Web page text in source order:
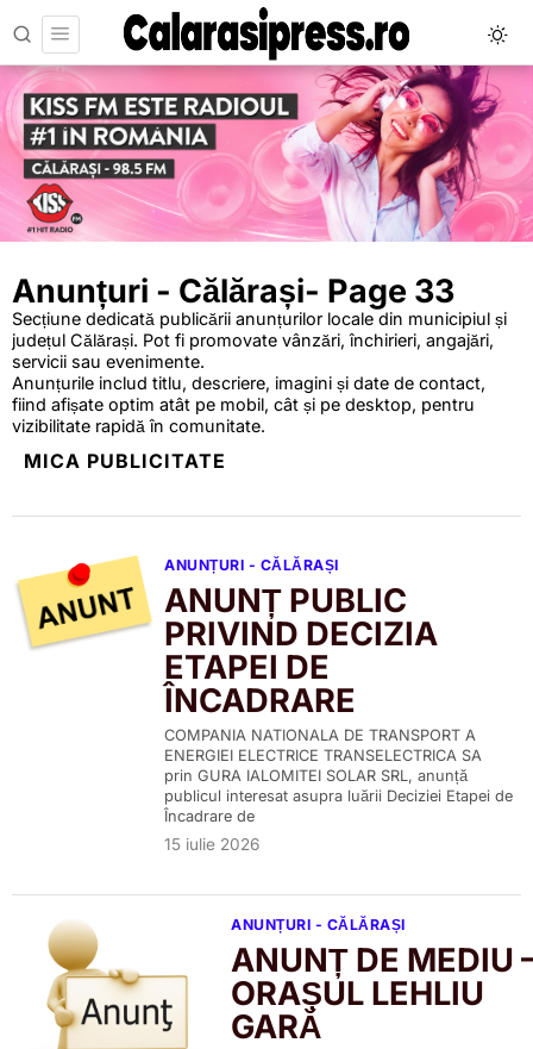
Anunțuri - Călărași- Page 33
Secțiune dedicată publicării anunțurilor locale din municipiul și
județul Călărași. Pot fi promovate vânzări, închirieri, angajări,
servicii sau evenimente.
Anunțurile includ titlu, descriere, imagini și date de contact,
fiind afișate optim atât pe mobil, cât și pe desktop, pentru
vizibilitate rapidă în comunitate.
MICA PUBLICITATE
ANUNȚURI - CĂLĂRAȘI
ANUNȚ PUBLIC
PRIVIND DECIZIA
ETAPEI DE
ÎNCADRARE
COMPANIA NATIONALA DE TRANSPORT A
ENERGIEI ELECTRICE TRANSELECTRICA SA
prin GURA IALOMITEI SOLAR SRL, anunță
publicul interesat asupra luării Deciziei Etapei de
Încadrare de
15 iulie 2026
ANUNȚURI - CĂLĂRAȘI
ANUNȚ DE MEDIU
ORAȘUL LEHLIU
GARĂ